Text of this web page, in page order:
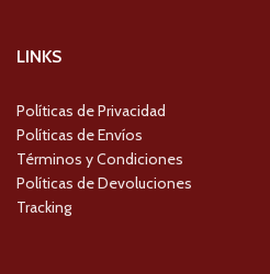
LINKS
Políticas de Privacidad
Políticas de Envíos
Términos y Condiciones
Políticas de Devoluciones
Tracking